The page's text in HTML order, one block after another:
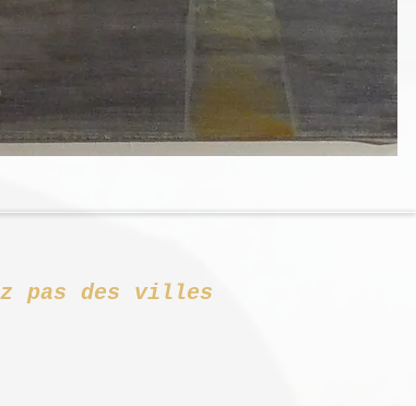
pas des villes
noir.